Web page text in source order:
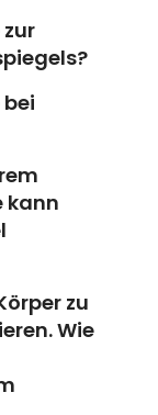
kann
zu
Wie